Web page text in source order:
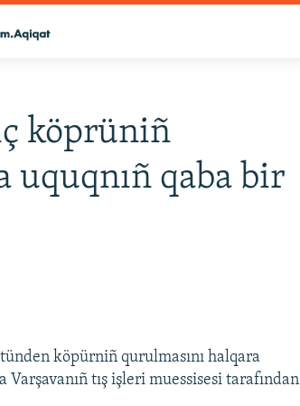
köprüniñ
uquqnıñ qaba bir
köpürniñ qurulmasını halqara
Varşavanıñ tış işleri muessisesi tarafından